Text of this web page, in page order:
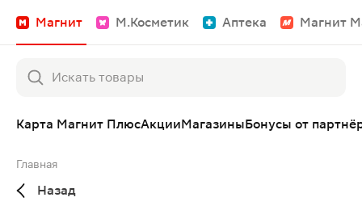
Магнит М.Косметик Аптека Магнит
Карта Магнит ПлюсАкцииМагазиныБонусы от
Главная
Назад